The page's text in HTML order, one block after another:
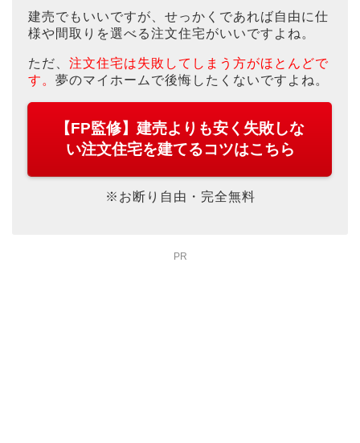
建売でもいいですが、せっかくであれば自由に仕
様や間取りを選べる注文住宅がいいですよね。
ただ、 注文住宅は失敗してしまう方がほとんどで
す。 夢のマイホームで後悔したくないですよね。
【FP監修】建売よりも安く失敗しな
い注文住宅を建てるコツはこちら
※お断り自由・完全無料
PR